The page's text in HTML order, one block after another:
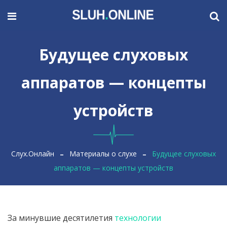
Будущее слуховых
аппаратов — концепты
устройств
Слух.Онлайн Материалы о слухе
Будущее слуховых
аппаратов — концепты устройств
За минувшие десятилетия технологии